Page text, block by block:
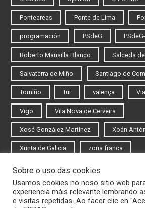
Ponteareas Ponte de Lima
programación PSdeG
Roberto Mansilla Blanco Salceda
Salvaterra de Miño Santiago de
Tomiño Tui valença
Vigo Vila Nova de Cerveira
Xosé González Martínez Xoán
Xunta de Galicia zona franca
Iniciar sesión
Rexistrarse
Sobre o uso das cookies
Usamos cookies no noso sitio web
experiencia máis relevante lembrando
e visitas repetidas. Ao facer clic en